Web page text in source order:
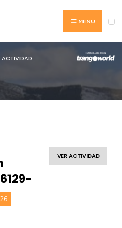
MENU
ACTIVIDAD
VER ACTIVIDAD